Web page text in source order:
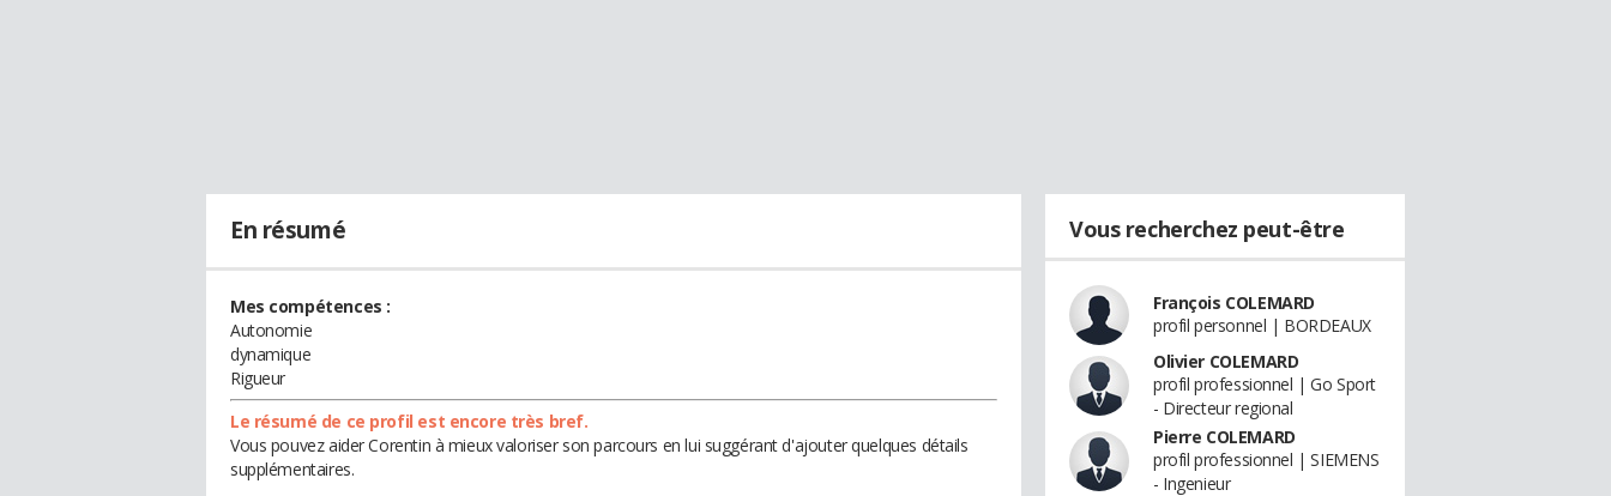
En résumé
Mes compétences :
Autonomie
dynamique
Rigueur
Le résumé de ce profil est encore très bref.
Vous pouvez aider Corentin à mieux valoriser son parcours en lui suggérant d'ajouter quelques détails
supplémentaires.
Vous recherchez peut-être
François COLEMARD
profil personnel | BORDEAUX
Olivier COLEMARD
profil professionnel | Go Sport
- Directeur regional
Pierre COLEMARD
profil professionnel | SIEMENS
- Ingenieur